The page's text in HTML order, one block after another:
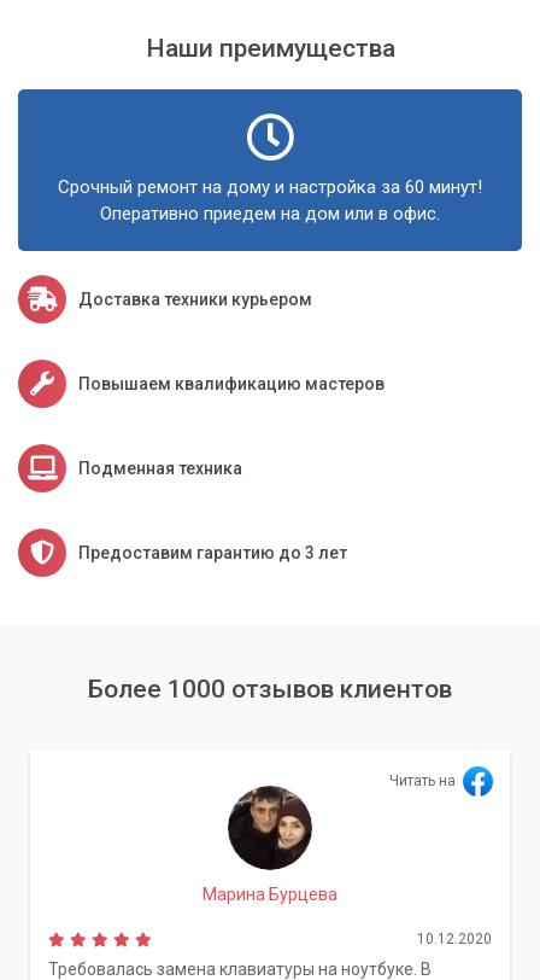
Наши преимущества
Срочный ремонт на дому и настройка за 60 минут!
Оперативно приедем на дом или в офис.
Доставка техники курьером
Повышаем квалификацию мастеров
Подменная техника
Предоставим гарантию до 3 лет
Более 1000 отзывов клиентов
Читать на
Марина Бурцева
10.12.2020
Требовалась замена клавиатуры на ноутбуке. В